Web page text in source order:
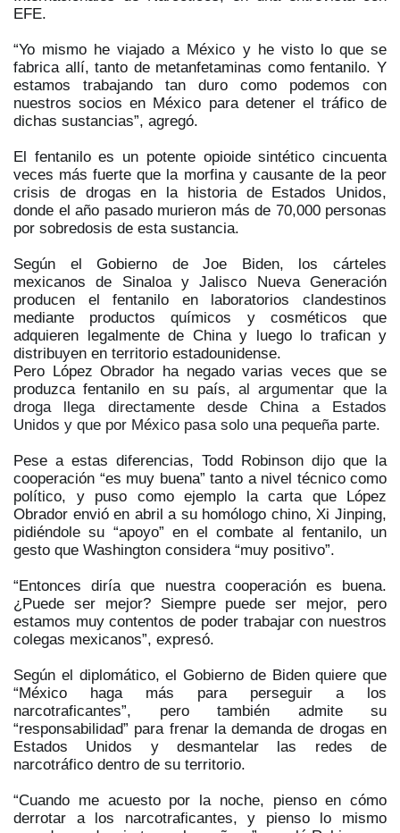
EFE.
“Yo mismo he viajado a México y he visto lo que se
fabrica allí, tanto de metanfetaminas como fentanilo. Y
estamos trabajando tan duro como podemos con
nuestros socios en México para detener el tráfico de
dichas sustancias”, agregó.
El fentanilo es un potente opioide sintético cincuenta
veces más fuerte que la morfina y causante de la peor
crisis de drogas en la historia de Estados Unidos,
donde el año pasado murieron más de 70,000 personas
por sobredosis de esta sustancia.
Según el Gobierno de Joe Biden, los cárteles
mexicanos de Sinaloa y Jalisco Nueva Generación
producen el fentanilo en laboratorios clandestinos
mediante productos químicos y cosméticos que
adquieren legalmente de China y luego lo trafican y
distribuyen en territorio estadounidense.
Pero López Obrador ha negado varias veces que se
produzca fentanilo en su país, al argumentar que la
droga llega directamente desde China a Estados
Unidos y que por México pasa solo una pequeña parte.
Pese a estas diferencias, Todd Robinson dijo que la
cooperación “es muy buena” tanto a nivel técnico como
político, y puso como ejemplo la carta que López
Obrador envió en abril a su homólogo chino, Xi Jinping,
pidiéndole su “apoyo” en el combate al fentanilo, un
gesto que Washington considera “muy positivo”.
“Entonces diría que nuestra cooperación es buena.
¿Puede ser mejor? Siempre puede ser mejor, pero
estamos muy contentos de poder trabajar con nuestros
colegas mexicanos”, expresó.
Según el diplomático, el Gobierno de Biden quiere que
“México haga más para perseguir a los
narcotraficantes”, pero también admite su
“responsabilidad” para frenar la demanda de drogas en
Estados Unidos y desmantelar las redes de
narcotráfico dentro de su territorio.
“Cuando me acuesto por la noche, pienso en cómo
derrotar a los narcotraficantes, y pienso lo mismo